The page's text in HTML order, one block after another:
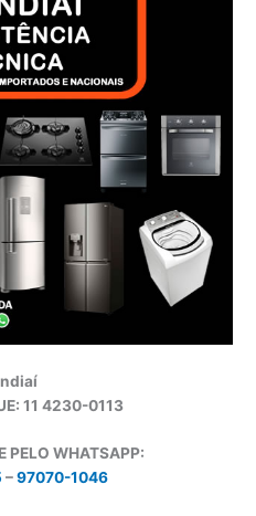
11 4230-0113
PELO WHATSAPP:
–97070-1046